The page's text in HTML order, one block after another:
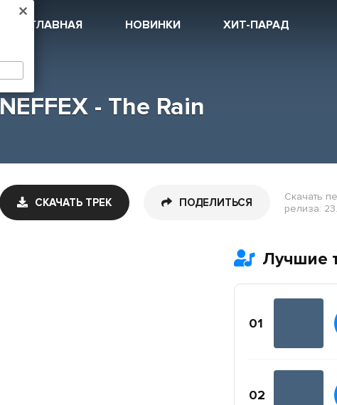
ГЛАВНАЯ НОВИНКИ ХИТ-ПАРАД
NEFFEX - The Rain
СКАЧАТЬ ТРЕК ПОДЕЛИТЬСЯ
Скачать
релиза:
Лучшие
01
02